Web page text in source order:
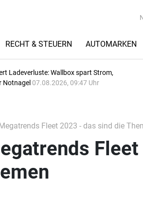
RECHT & STEUERN AUTOMARKEN
Ladeverluste: Wallbox spart Strom,
Notnagel 07.08.2026, 09:47 Uhr
Fleet 2023 - das sind die
Fleet